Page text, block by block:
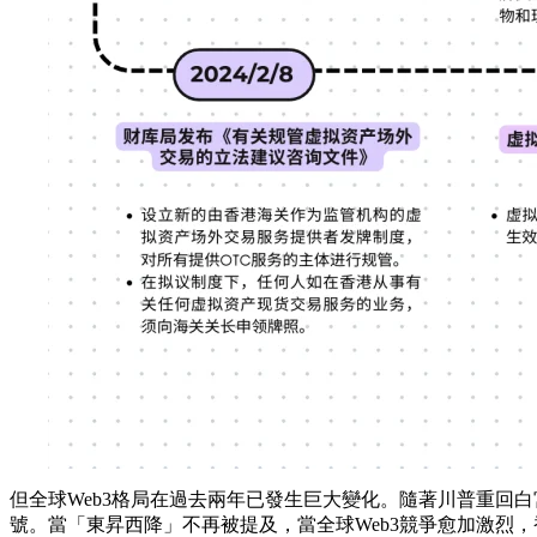
但全球Web3格局在過去兩年已發生巨大變化。隨著川普重回
號。當「東昇西降」不再被提及，當全球Web3競爭愈加激烈